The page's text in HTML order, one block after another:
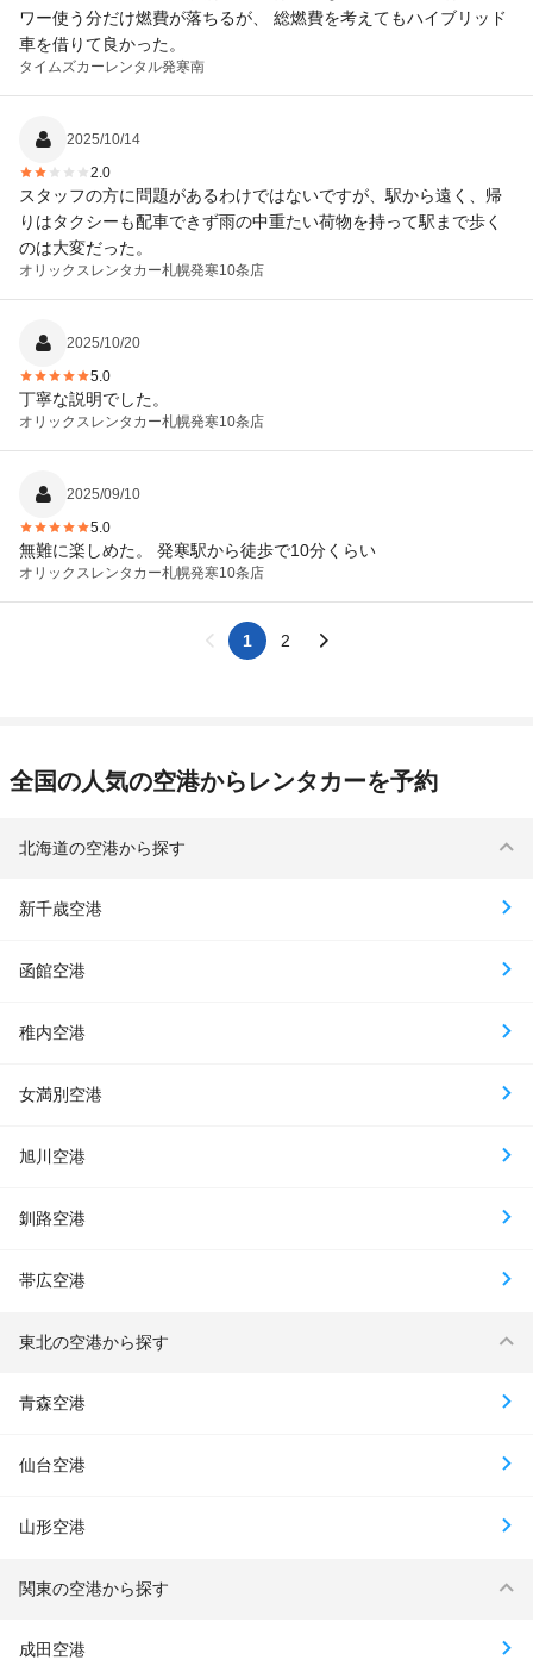
ワー使う分だけ燃費が落ちるが、 総燃費を考えてもハイブリッド
車を借りて良かった。
タイムズカーレンタル発寒南
2025/10/14
2.0
スタッフの方に問題があるわけではないですが、駅から遠く、帰
りはタクシーも配車できず雨の中重たい荷物を持って駅まで歩く
のは大変だった。
オリックスレンタカー札幌発寒10条店
2025/10/20
5.0
丁寧な説明でした。
オリックスレンタカー札幌発寒10条店
2025/09/10
5.0
無難に楽しめた。 発寒駅から徒歩で10分くらい
オリックスレンタカー札幌発寒10条店
1 2
全国の人気の空港からレンタカーを予約
北海道の空港から探す
新千歳空港
函館空港
稚内空港
女満別空港
旭川空港
釧路空港
帯広空港
東北の空港から探す
青森空港
仙台空港
山形空港
関東の空港から探す
成田空港